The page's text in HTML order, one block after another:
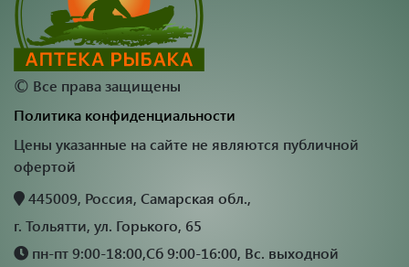
© Все права защищены
Политика конфиденциальности
Цены указанные на сайте не являются публичной
офертой
445009, Россия, Самарская обл.,
г. Тольятти, ул. Горького, 65
пн-пт 9:00-18:00,Сб 9:00-16:00, Вс. выходной